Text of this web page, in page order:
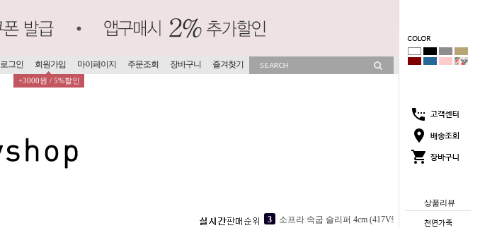
상품리뷰
로그인 회원가입
+3000원 / 5%할인
마이페이지 주문조회 장바구니 즐겨찾기
5 [소가죽] 각선미 웨지 슬리퍼 7cm (404L6)